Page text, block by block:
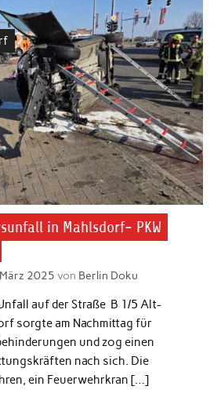
in Mahlsdorf- PKW
2025 von Berlin Doku
auf der Straße B 1/5 Alt-
sorgte am Nachmittag für
und zog einen
nach sich. Die
ein Feuerwehrkran […]